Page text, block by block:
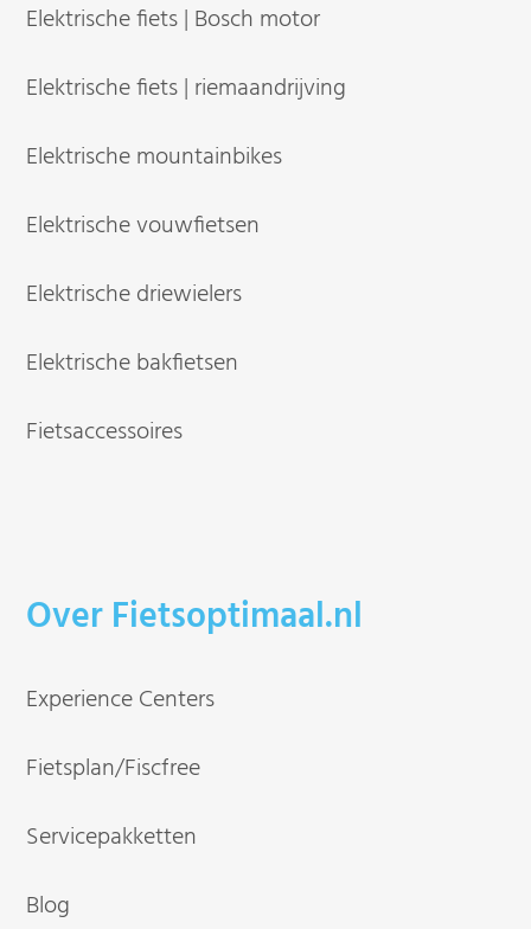
Elektrische fiets | Bosch motor
Elektrische fiets | riemaandrijving
Elektrische mountainbikes
Elektrische vouwfietsen
Elektrische driewielers
Elektrische bakfietsen
Fietsaccessoires
Over Fietsoptimaal.nl
Experience Centers
Fietsplan/Fiscfree
Servicepakketten
Blog